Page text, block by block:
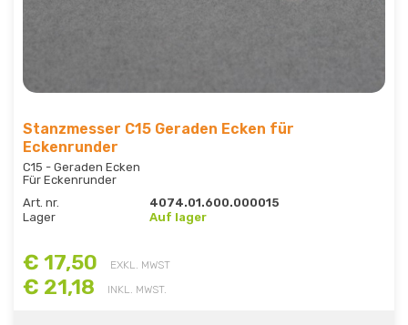
Stanzmesser C15 Geraden Ecken für
Eckenrunder
C15 - Geraden Ecken
Für Eckenrunder
Art. nr.
4074.01.600.000015
Lager
Auf lager
€ 17,50 EXKL. MWST
€ 21,18 INKL. MWST.